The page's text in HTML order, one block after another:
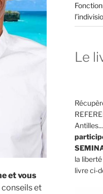
et vous
et
Le
la
livre ci-